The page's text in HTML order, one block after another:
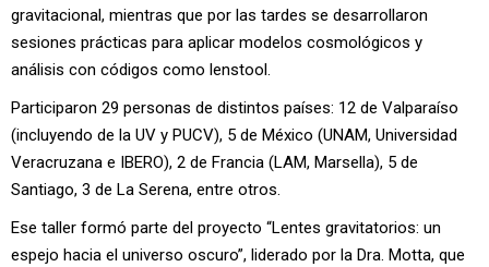
gravitacional, mientras que por las tardes se desarrollaron
sesiones prácticas para aplicar modelos cosmológicos y
análisis con códigos como lenstool.
Participaron 29 personas de distintos países: 12 de Valparaíso
(incluyendo de la UV y PUCV), 5 de México (UNAM, Universidad
Veracruzana e IBERO), 2 de Francia (LAM, Marsella), 5 de
Santiago, 3 de La Serena, entre otros.
Ese taller formó parte del proyecto “Lentes gravitatorios: un
espejo hacia el universo oscuro”, liderado por la Dra. Motta, que